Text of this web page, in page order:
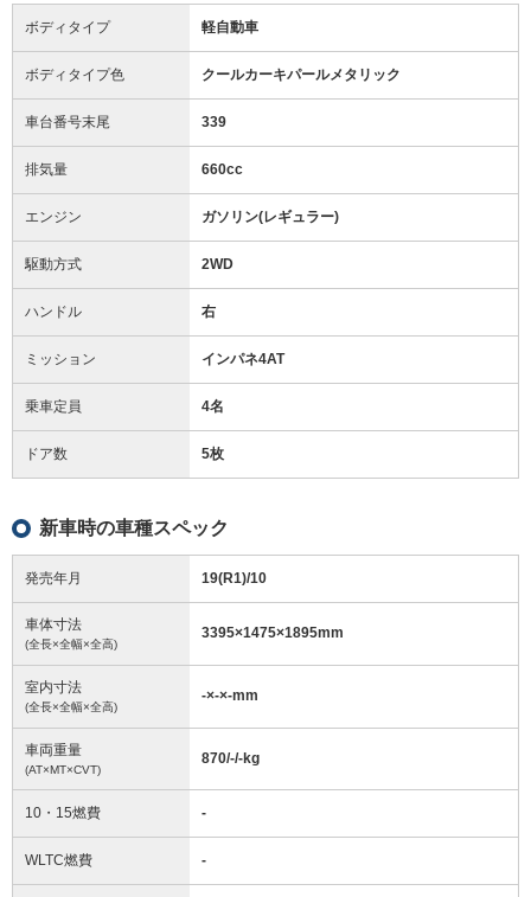
ボディタイプ 軽自動車
ボディタイプ色 クールカーキパールメタリック
車台番号末尾 339
排気量 660cc
エンジン ガソリン(レギュラー)
駆動方式 2WD
ハンドル 右
ミッション インパネ4AT
乗車定員 4名
ドア数 5枚
新車時の車種スペック
発売年月 19(R1)/10
車体寸法
(全長×全幅×全高)
3395×1475×1895mm
室内寸法
(全長×全幅×全高)
-×-×-mm
車両重量
(AT×MT×CVT)
870/-/-kg
10・15燃費 -
WLTC燃費 -